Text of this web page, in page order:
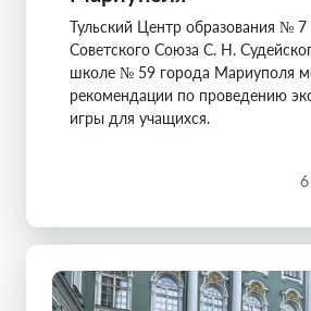
Тульский Центр образования № 7
Советского Союза С. Н.
школе № 59 города Мариуполя
рекомендации по проведению
игры для учащихся.
6